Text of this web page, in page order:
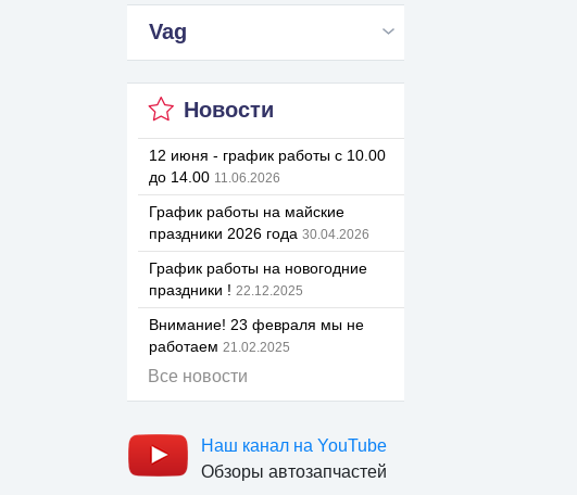
Vag
Новости
12 июня - график работы с 10.00
до 14.00 11.06.2026
График работы на майские
праздники 2026 года 30.04.2026
График работы на новогодние
праздники ! 22.12.2025
Внимание! 23 февраля мы не
работаем 21.02.2025
Все новости
Наш канал на YouTube
Обзоры автозапчастей